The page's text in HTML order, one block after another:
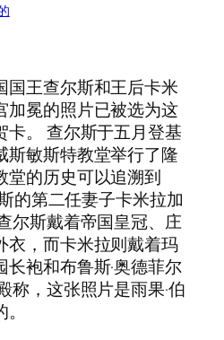
国王查尔斯和王后卡米
加冕的照片已被选为这
卡。 查尔斯于五月登基
斯敏斯特教堂举行了隆
堂的历史可以追溯到
的第二任妻子卡米拉加
尔斯戴着帝国皇冠、庄
衣，而卡米拉则戴着玛
袍和布鲁斯·奥德菲尔
称，这张照片是雨果·伯